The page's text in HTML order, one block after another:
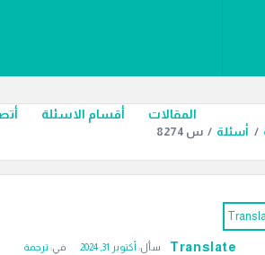
القائمة
المقالات أقسام الاسئلة
/ أسئلة / س 8274
Translate سأل: أكتوبر 31, 2024 في: ترجمة